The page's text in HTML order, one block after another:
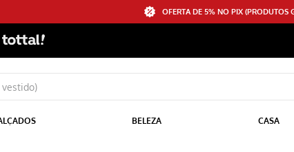
OFERTA DE 5% NO PIX (PRODUTOS
BELEZA CASA